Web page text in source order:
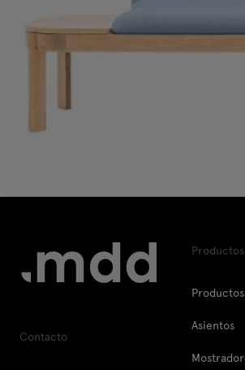
Contacto
Productos
Productos
Asientos